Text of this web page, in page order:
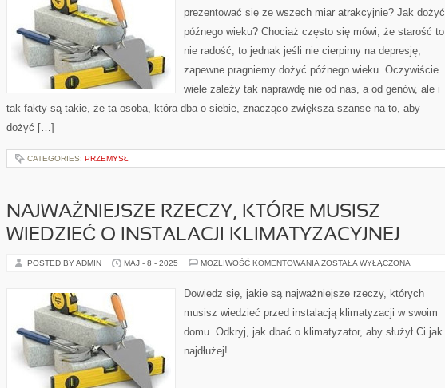
prezentować się ze wszech miar atrakcyjnie? Jak dożyć
późnego wieku? Chociaż często się mówi, że starość to
nie radość, to jednak jeśli nie cierpimy na depresję,
zapewne pragniemy dożyć późnego wieku. Oczywiście
wiele zależy tak naprawdę nie od nas, a od genów, ale i
tak fakty są takie, że ta osoba, która dba o siebie, znacząco zwiększa szanse na to, aby
dożyć […]
CATEGORIES: PRZEMYSŁ
NAJWAŻNIEJSZE RZECZY, KTÓRE MUSISZ
WIEDZIEĆ O INSTALACJI KLIMATYZACYJNEJ
POSTED BY ADMIN MAJ - 8 - 2025 MOŻLIWOŚĆ KOMENTOWANIA NAJWAŻNIEJSZE
MUSISZ
WIEDZIEĆ
INSTALACJI
ZOSTAŁA WYŁĄCZONA
Dowiedz się, jakie są najważniejsze rzeczy, których
musisz wiedzieć przed instalacją klimatyzacji w swoim
domu. Odkryj, jak dbać o klimatyzator, aby służył Ci jak
najdłużej!